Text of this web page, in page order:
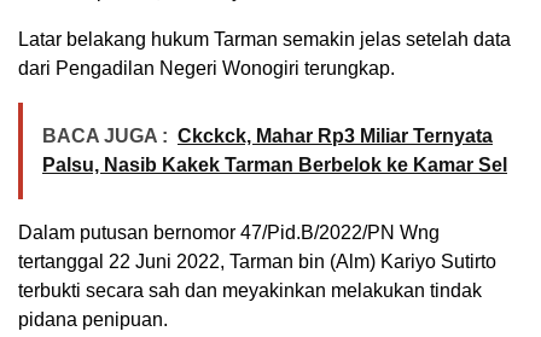
Latar belakang hukum Tarman semakin jelas setelah data
dari Pengadilan Negeri Wonogiri terungkap.
BACA JUGA : Ckckck, Mahar Rp3 Miliar Ternyata
Palsu, Nasib Kakek Tarman Berbelok ke Kamar Sel
Dalam putusan bernomor 47/Pid.B/2022/PN Wng
tertanggal 22 Juni 2022, Tarman bin (Alm) Kariyo Sutirto
terbukti secara sah dan meyakinkan melakukan tindak
pidana penipuan.